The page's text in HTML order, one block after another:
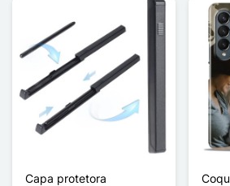
Capa protetora